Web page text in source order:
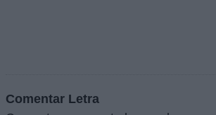
Comentar Letra